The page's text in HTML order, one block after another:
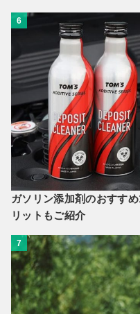
6
ガソリン添加剤のおすす
リットもご紹介
7